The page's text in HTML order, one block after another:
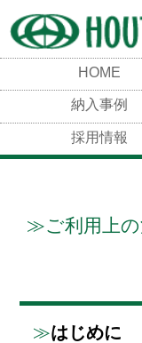
HOME
納入事例
採用情報
ご利用上
はじめに